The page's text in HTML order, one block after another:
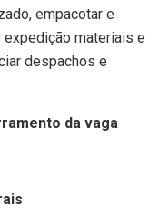
empacotar e
materiais e
despachos e
da vaga